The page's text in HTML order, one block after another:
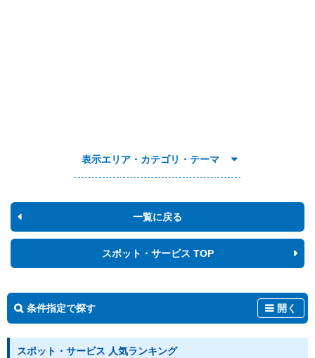
表示エリア・カテゴリ・テーマ
一覧に戻る
スポット・サービス TOP
条件指定で探す 開く
スポット・サービス 人気ランキング